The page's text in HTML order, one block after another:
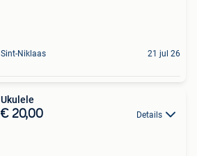
Sint-Niklaas 21 jul 26
Ukulele
€ 20,00 Details